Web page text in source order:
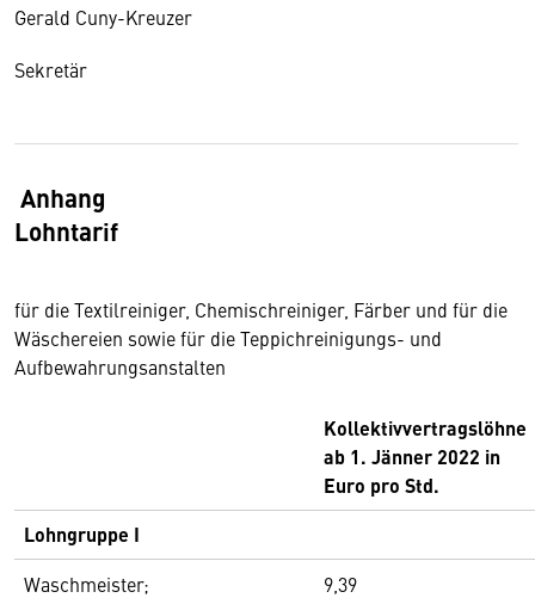
Gerald Cuny-Kreuzer
Sekretär
Anhang
Lohntarif
für die Textilreiniger, Chemischreiniger, Färber und für die
Wäschereien sowie für die Teppichreinigungs- und
Aufbewahrungsanstalten
Kollektivvertragslöhne
ab 1. Jänner 2022 in
Euro pro Std.
Lohngruppe I
Waschmeister;
9,39